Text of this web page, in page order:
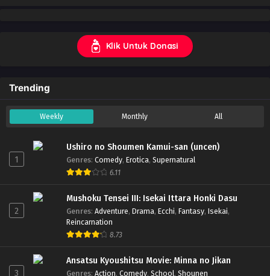
Klik Untuk Donasi
Trending
Weekly Monthly All
1
Ushiro no Shoumen Kamui-san (uncen)
Genres: Comedy, Erotica, Supernatural
6.11
2
Mushoku Tensei III: Isekai Ittara Honki Dasu
Genres: Adventure, Drama, Ecchi, Fantasy, Isekai,
Reincarnation
8.73
3
Ansatsu Kyoushitsu Movie: Minna no Jikan
Genres: Action, Comedy, School, Shounen